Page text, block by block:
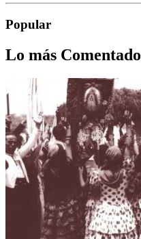
Popular
Lo más Comentado